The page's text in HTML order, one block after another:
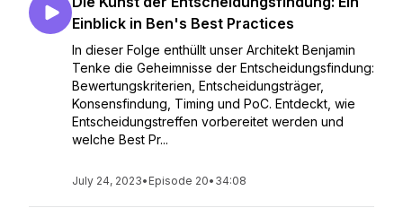
Einblick in Ben's Best Practices
In dieser Folge enthüllt unser Architekt Benjamin
Tenke die Geheimnisse der Entscheidungsfindung:
Bewertungskriterien, Entscheidungsträger,
Konsensfindung, Timing und PoC. Entdeckt, wie
Entscheidungstreffen vorbereitet werden und
welche Best Pr...
July 24, 2023• Episode 20• 34:08